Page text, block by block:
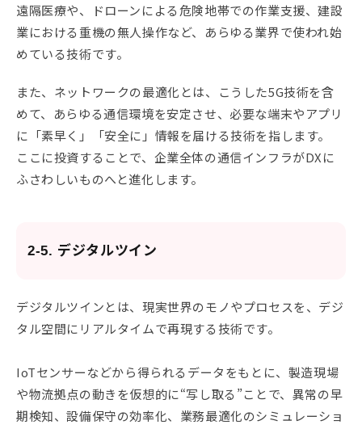
遠隔医療や、ドローンによる危険地帯での作業支援、建設
業における重機の無人操作など、あらゆる業界で使われ始
めている技術です。
また、ネットワークの最適化とは、こうした5G技術を含
めて、あらゆる通信環境を安定させ、必要な端末やアプリ
に「素早く」「安全に」情報を届ける技術を指します。
ここに投資することで、企業全体の通信インフラがDXに
ふさわしいものへと進化します。
2-5. デジタルツイン
デジタルツインとは、現実世界のモノやプロセスを、デジ
タル空間にリアルタイムで再現する技術です。
IoTセンサーなどから得られるデータをもとに、製造現場
や物流拠点の動きを仮想的に“写し取る”ことで、異常の早
期検知、設備保守の効率化、業務最適化のシミュレーショ